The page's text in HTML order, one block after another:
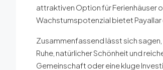
attraktiven Option für Ferienhäuser
Wachstumspotenzial bietet
Zusammenfassend lässt sich
Ruhe, natürlicher Schönheit und
Gemeinschaft oder eine kluge